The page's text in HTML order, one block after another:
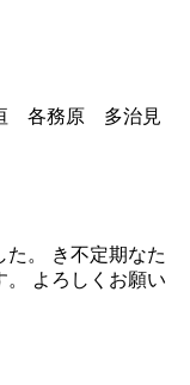
各務原 多治見
。 き不定期なた
。 よろしくお願い